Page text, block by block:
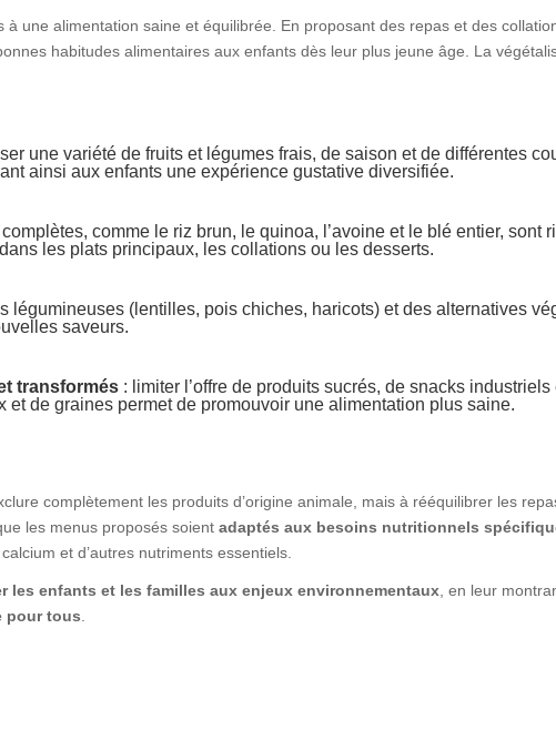
une alimentation saine et équilibrée. En proposant des repas et des
habitudes alimentaires aux enfants dès leur plus jeune âge. La
une variété de fruits et légumes frais, de saison et de différentes
ainsi aux enfants une expérience gustative diversifiée.
comme le riz brun, le quinoa, l’avoine et le blé entier, sont
les plats principaux, les collations ou les desserts.
légumineuses (lentilles, pois chiches, haricots) et des alternatives
saveurs.
transformés : limiter l’offre de produits sucrés, de snacks
de graines permet de promouvoir une alimentation plus saine.
complètement les produits d’origine animale, mais à rééquilibrer les
les menus proposés soientadaptés aux besoins nutritionnels
et d’autres nutriments essentiels.
les enfants et les familles aux enjeux environnementaux , en leur
pour tous